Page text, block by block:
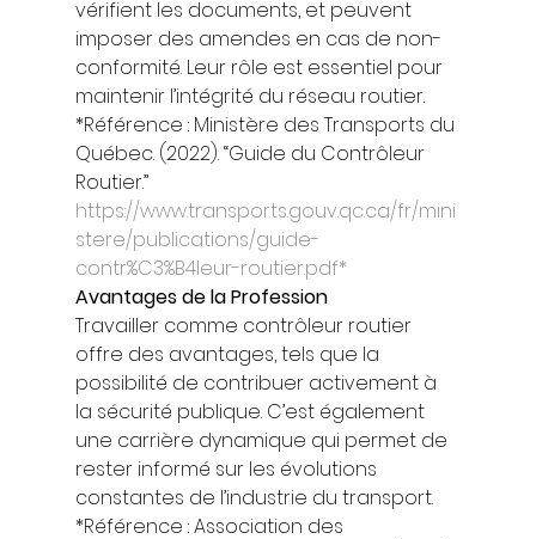
vérifient les documents, et peuvent
imposer des amendes en cas de non-
conformité. Leur rôle est essentiel pour
maintenir l’intégrité du réseau routier.
*Référence : Ministère des Transports du
Québec. (2022). “Guide du Contrôleur
Routier.”
https://www.transports.gouv.qc.ca/fr/mini
stere/publications/guide-
contr%C3%B4leur-routier.pdf*
Avantages de la Profession
Travailler comme contrôleur routier
offre des avantages, tels que la
possibilité de contribuer activement à
la sécurité publique. C’est également
une carrière dynamique qui permet de
rester informé sur les évolutions
constantes de l’industrie du transport.
*Référence : Association des